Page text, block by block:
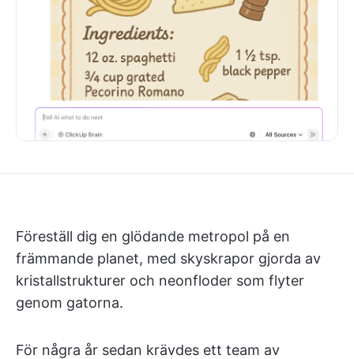
Föreställ dig en glödande metropol på en
främmande planet, med skyskrapor gjorda av
kristallstrukturer och neonfloder som flyter
genom gatorna.
För några år sedan krävdes ett team av